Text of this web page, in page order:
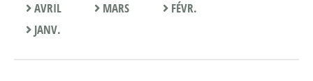
AVRIL MARS
FÉVR.
JANV.